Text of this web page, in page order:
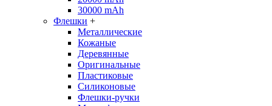
30000 mAh
Флешки +
Металлические
Кожаные
Деревянные
Оригинальные
Пластиковые
Силиконовые
Флешки-ручки